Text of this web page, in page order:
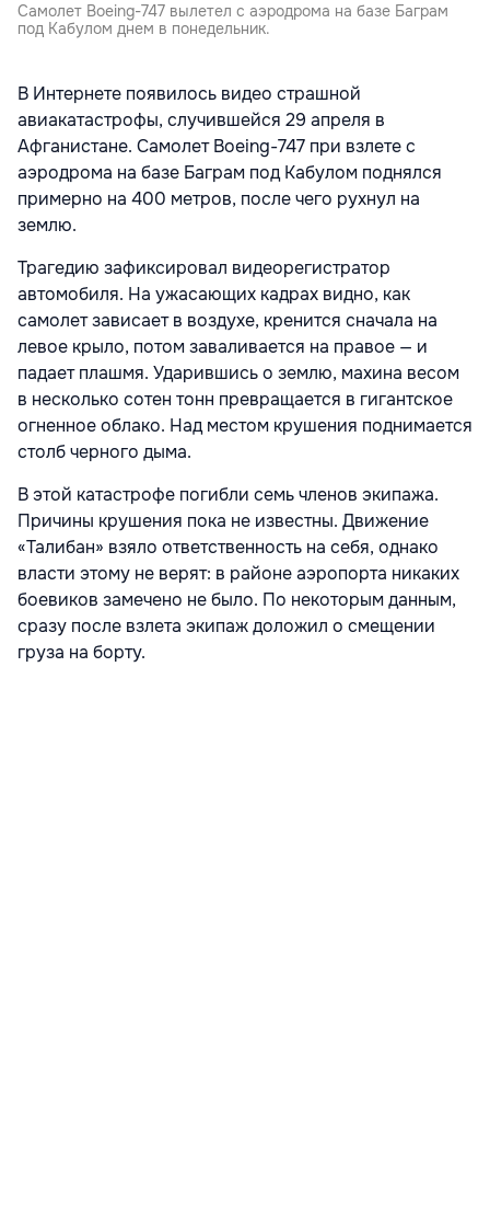
Самолет Boeing-747 вылетел с аэродрома на базе Баграм
под Кабулом днем в понедельник.
В Интернете появилось видео страшной
авиакатастрофы, случившейся 29 апреля в
Афганистане. Самолет Boeing-747 при взлете с
аэродрома на базе Баграм под Кабулом поднялся
примерно на 400 метров, после чего рухнул на
землю.
Трагедию зафиксировал видеорегистратор
автомобиля. На ужасающих кадрах видно, как
самолет зависает в воздухе, кренится сначала на
левое крыло, потом заваливается на правое — и
падает плашмя. Ударившись о землю, махина весом
в несколько сотен тонн превращается в гигантское
огненное облако. Над местом крушения поднимается
столб черного дыма.
В этой катастрофе погибли семь членов экипажа.
Причины крушения пока не известны. Движение
«Талибан» взяло ответственность на себя, однако
власти этому не верят: в районе аэропорта никаких
боевиков замечено не было. По некоторым данным,
сразу после взлета экипаж доложил о смещении
груза на борту.